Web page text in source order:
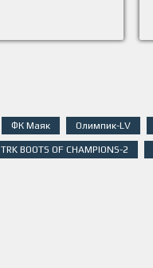
ФК Маяк Олимпик-LV
TRK BOOTS OF CHAMPIONS-2